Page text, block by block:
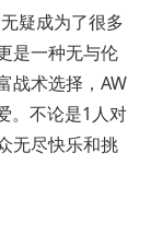
疑成为了很多
是一种无与伦
战术选择，AW
。不论是1人对
无尽快乐和挑